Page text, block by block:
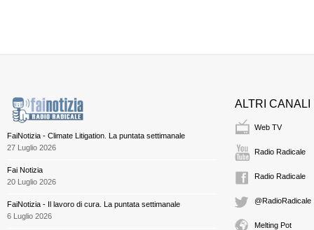
FaiNotizia - Climate Litigation. La puntata settimanale
27 Luglio 2026
Fai Notizia
20 Luglio 2026
FaiNotizia - Il lavoro di cura. La puntata settimanale
6 Luglio 2026
ALTRI CANALI
Web TV
Radio Radicale
Radio Radicale
@RadioRadicale
Melting Pot